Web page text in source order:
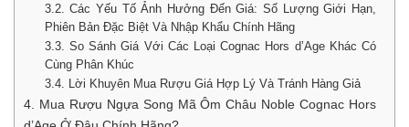
3.2. Các Yếu Tố Ảnh Hưởng Đến Giá: Số Lượng Giới Hạn,
Phiên Bản Đặc Biệt Và Nhập Khẩu Chính Hãng
3.3. So Sánh Giá Với Các Loại Cognac Hors d’Age Khác Có
Cùng Phân Khúc
3.4. Lời Khuyên Mua Rượu Giá Hợp Lý Và Tránh Hàng Giả
4. Mua Rượu Ngựa Song Mã Ôm Châu Noble Cognac Hors